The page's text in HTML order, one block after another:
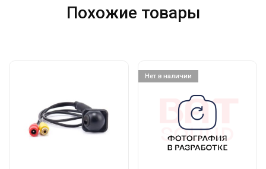
Похожие товары
Нет в наличии